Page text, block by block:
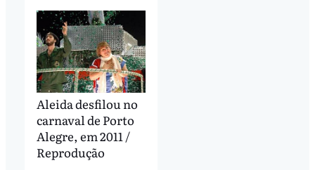
Aleida desfilou no
carnaval de Porto
Alegre, em 2011 /
Reprodução